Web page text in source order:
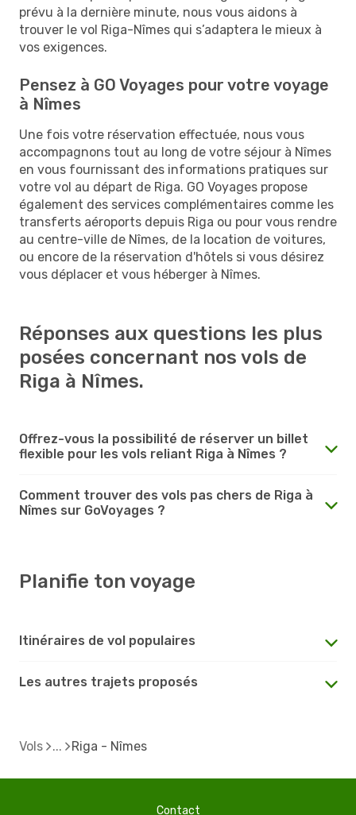
prévu à la dernière minute, nous vous aidons à
trouver le vol Riga-Nîmes qui s’adaptera le mieux à
vos exigences.
Pensez à GO Voyages pour votre voyage
à Nîmes
Une fois votre réservation effectuée, nous vous
accompagnons tout au long de votre séjour à Nîmes
en vous fournissant des informations pratiques sur
votre vol au départ de Riga. GO Voyages propose
également des services complémentaires comme les
transferts aéroports depuis Riga ou pour vous rendre
au centre-ville de Nîmes, de la location de voitures,
ou encore de la réservation d'hôtels si vous désirez
vous déplacer et vous héberger à Nîmes.
Réponses aux questions les plus
posées concernant nos vols de
Riga à Nîmes.
Offrez-vous la possibilité de réserver un billet
flexible pour les vols reliant Riga à Nîmes ?
Comment trouver des vols pas chers de Riga à
Nîmes sur GoVoyages ?
Planifie ton voyage
Itinéraires de vol populaires
Les autres trajets proposés
Vols Riga - Nîmes
Contact